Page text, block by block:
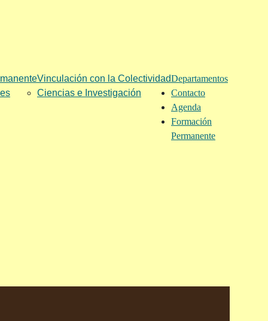
Departamentos
Vinculación con la Colectividad
Ciencias e Investigación
Contacto
Agenda
Formación
Permanente